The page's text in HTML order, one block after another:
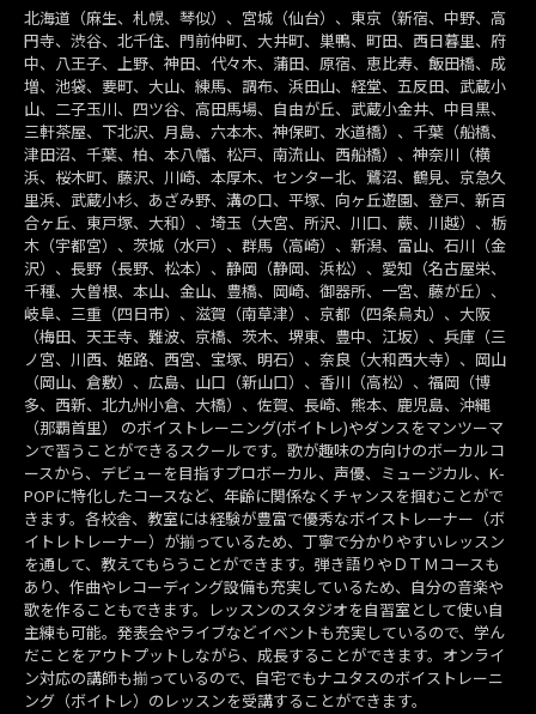
北海道（麻生、札幌、琴似）、宮城（仙台）、東京（新宿、中野、高
円寺、渋谷、北千住、門前仲町、大井町、巣鴨、町田、西日暮里、府
中、八王子、上野、神田、代々木、蒲田、原宿、恵比寿、飯田橋、成
増、池袋、要町、大山、練馬、調布、浜田山、経堂、五反田、武蔵小
山、二子玉川、四ツ谷、高田馬場、自由が丘、武蔵小金井、中目黒、
三軒茶屋、下北沢、月島、六本木、神保町、水道橋）、千葉（船橋、
津田沼、千葉、柏、本八幡、松戸、南流山、西船橋）、神奈川（横
浜、桜木町、藤沢、川崎、本厚木、センター北、鷺沼、鶴見、京急久
里浜、武蔵小杉、あざみ野、溝の口、平塚、向ヶ丘遊園、登戸、新百
合ヶ丘、東戸塚、大和）、埼玉（大宮、所沢、川口、蕨、川越）、栃
木（宇都宮）、茨城（水戸）、群馬（高崎）、新潟、富山、石川（金
沢）、長野（長野、松本）、静岡（静岡、浜松）、愛知（名古屋栄、
千種、大曽根、本山、金山、豊橋、岡崎、御器所、一宮、藤が丘）、
岐阜、三重（四日市）、滋賀（南草津）、京都（四条烏丸）、大阪
（梅田、天王寺、難波、京橋、茨木、堺東、豊中、江坂）、兵庫（三
ノ宮、川西、姫路、西宮、宝塚、明石）、奈良（大和西大寺）、岡山
（岡山、倉敷）、広島、山口（新山口）、香川（高松）、福岡（博
多、西新、北九州小倉、大橋）、佐賀、長崎、熊本、鹿児島、沖縄
（那覇首里） のボイストレーニング(ボイトレ)やダンスをマンツーマ
ンで習うことができるスクールです。歌が趣味の方向けのボーカルコ
ースから、デビューを目指すプロボーカル、声優、ミュージカル、K-
POPに特化したコースなど、年齢に関係なくチャンスを掴むことがで
きます。各校舎、教室には経験が豊富で優秀なボイストレーナー（ボ
イトレトレーナー）が揃っているため、丁寧で分かりやすいレッスン
を通して、教えてもらうことができます。弾き語りやＤＴＭコースも
あり、作曲やレコーディング設備も充実しているため、自分の音楽や
歌を作ることもできます。レッスンのスタジオを自習室として使い自
主練も可能。発表会やライブなどイベントも充実しているので、学ん
だことをアウトプットしながら、成長することができます。オンライ
ン対応の講師も揃っているので、自宅でもナユタスのボイストレーニ
ング（ボイトレ）のレッスンを受講することができます。